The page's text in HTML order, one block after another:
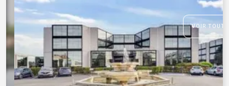
VOIR